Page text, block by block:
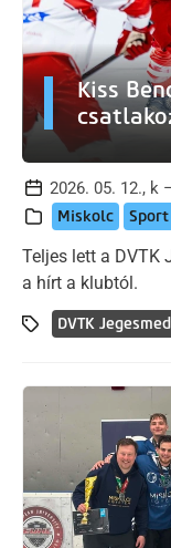
Kiss
2026. 05. 12., k
Miskolc Sport
Teljes lett a DVTK
a hírt a klubtól.
DVTK